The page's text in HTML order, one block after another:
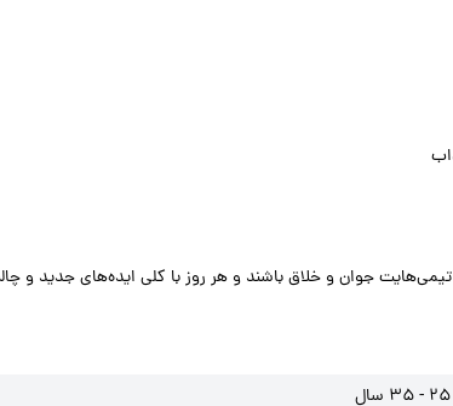
جوان و خلاق باشند و هر روز با کلی ایده‌های جدید و
25 - 35 سال